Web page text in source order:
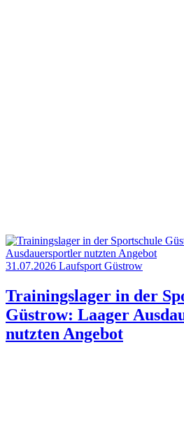
31.07.2026 Laufsport Güstrow
Trainingslager in der
Güstrow: Laager
nutzten Angebot